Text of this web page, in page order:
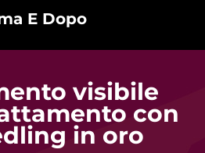
E Dopo
la tua pelle
in
e dopo